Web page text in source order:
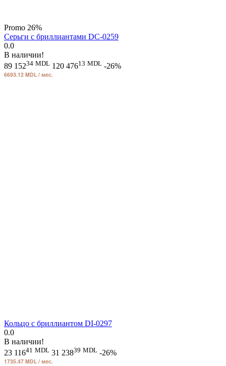
Promo 26%
Серьги с бриллиантами DC-0259
0.0
В наличии!
89 15234 MDL 120 47613 MDL -26%
6693.12 MDL / мес.
Кольцо с бриллиантом DI-0297
0.0
В наличии!
23 11641 MDL 31 23839 MDL -26%
1735.47 MDL / мес.